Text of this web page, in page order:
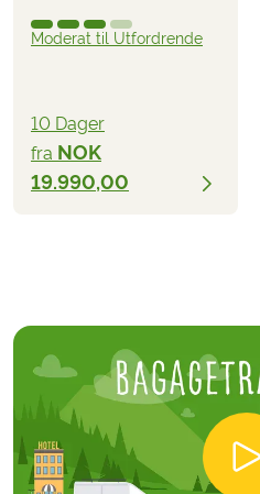
Moderat til Utfordrende
10 Dager
fra NOK
19.990,00